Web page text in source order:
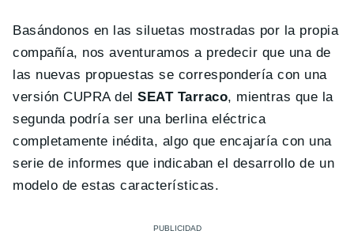
Basándonos en las siluetas mostradas por la propia
compañía, nos aventuramos a predecir que una de
las nuevas propuestas se correspondería con una
versión CUPRA delSEAT Tarraco, mientras que la
segunda podría ser una berlina eléctrica
completamente inédita, algo que encajaría con una
serie de informes que indicaban el desarrollo de un
modelo de estas características.